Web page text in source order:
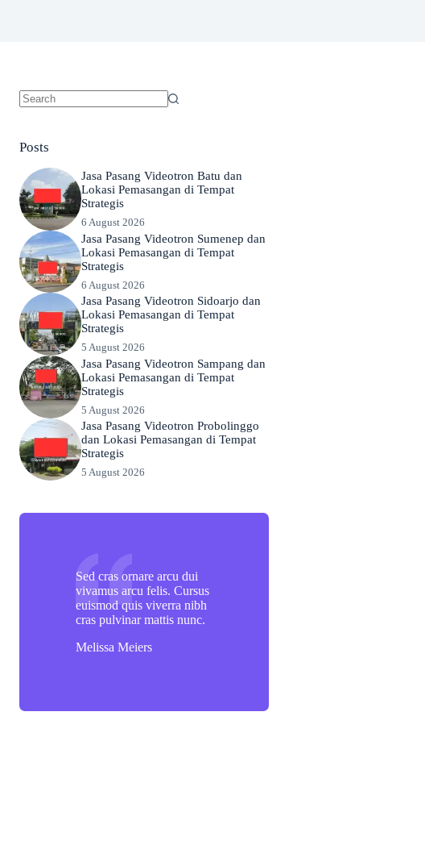
Posts
Jasa Pasang Videotron Batu dan
Lokasi Pemasangan di Tempat
Strategis
6 August 2026
Jasa Pasang Videotron Sumenep dan
Lokasi Pemasangan di Tempat
Strategis
6 August 2026
Jasa Pasang Videotron Sidoarjo dan
Lokasi Pemasangan di Tempat
Strategis
5 August 2026
Jasa Pasang Videotron Sampang dan
Lokasi Pemasangan di Tempat
Strategis
5 August 2026
Jasa Pasang Videotron Probolinggo
dan Lokasi Pemasangan di Tempat
Strategis
5 August 2026
Sed cras ornare arcu dui
vivamus arcu felis. Cursus
euismod quis viverra nibh
cras pulvinar mattis nunc.
Melissa Meiers